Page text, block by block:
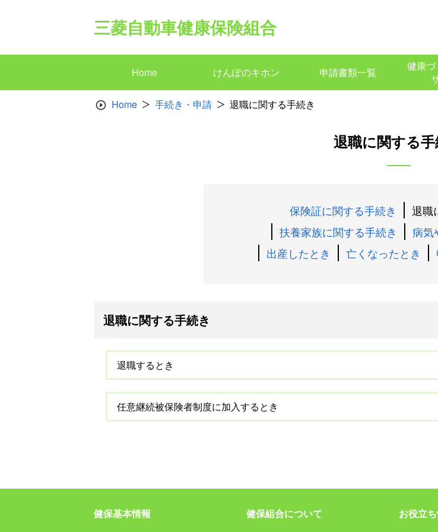
三菱自動車健康保険組合
Home けんぽのキホン 申請書類一覧
健康
Home
手続き・申請 退職に関する手続き
退職に関する手
保険証に関する手続き
退職
扶養家族に関する手続き
病気
出産したとき
亡くなったとき
退職に関する手続き
退職するとき
任意継続被保険者制度に加入するとき
健保基本情報 健保組合について お役立